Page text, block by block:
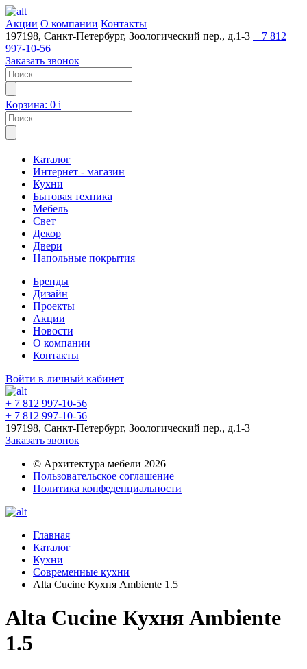
Акции О компании Контакты
197198, Санкт-Петербург, Зоологический пер., д.1-3 + 7 812
997-10-56
Заказать звонок
Корзина: 0 i
Каталог
Интернет - магазин
Кухни
Бытовая техника
Мебель
Свет
Декор
Двери
Напольные покрытия
Бренды
Дизайн
Проекты
Акции
Новости
О компании
Контакты
Войти в личный кабинет
+ 7 812 997-10-56
+ 7 812 997-10-56
197198, Санкт-Петербург, Зоологический пер., д.1-3
Заказать звонок
© Архитектура мебели 2026
Пользовательское соглашение
Политика конфеденциальности
Главная
Каталог
Кухни
Современные кухни
Alta Cucine Кухня Ambiente 1.5
Alta Cucine Кухня Ambiente
1.5